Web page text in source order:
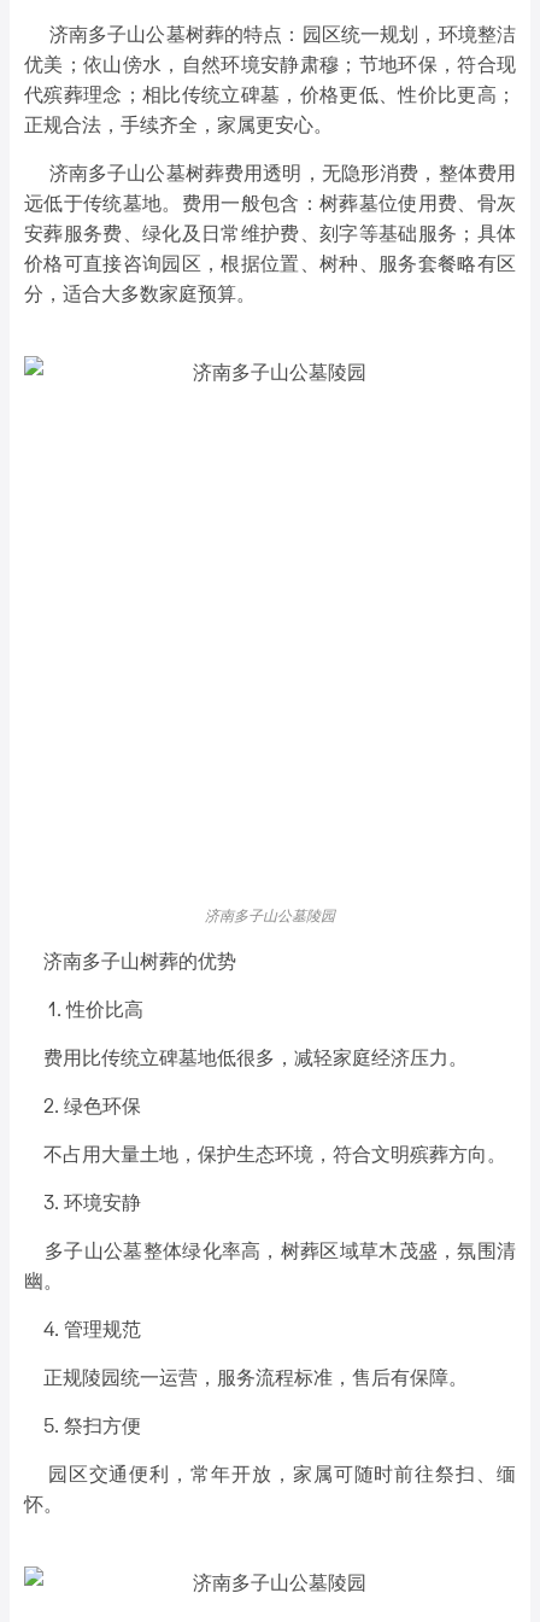
济南多子山公墓树葬的特点：园区统一规划，环境整洁
优美；依山傍水，自然环境安静肃穆；节地环保，符合现
代殡葬理念；相比传统立碑墓，价格更低、性价比更高；
正规合法，手续齐全，家属更安心。
济南多子山公墓树葬费用透明，无隐形消费，整体费用
远低于传统墓地。费用一般包含：树葬墓位使用费、骨灰
安葬服务费、绿化及日常维护费、刻字等基础服务；具体
价格可直接咨询园区，根据位置、树种、服务套餐略有区
分，适合大多数家庭预算。
济南多子山公墓陵园
济南多子山树葬的优势
1. 性价比高
费用比传统立碑墓地低很多，减轻家庭经济压力。
2. 绿色环保
不占用大量土地，保护生态环境，符合文明殡葬方向。
3. 环境安静
多子山公墓整体绿化率高，树葬区域草木茂盛，氛围清
幽。
4. 管理规范
正规陵园统一运营，服务流程标准，售后有保障。
5. 祭扫方便
园区交通便利，常年开放，家属可随时前往祭扫、缅
怀。